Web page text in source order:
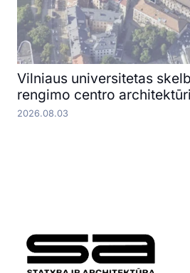
Vilniaus universitetas
rengimo centro
2026.08.03